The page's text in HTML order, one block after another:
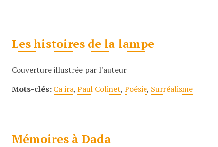
Les histoires de la lampe
Couverture illustrée par l'auteur
Mots-clés: Ca ira, Paul Colinet, Poésie, Surréalisme
Mémoires à Dada